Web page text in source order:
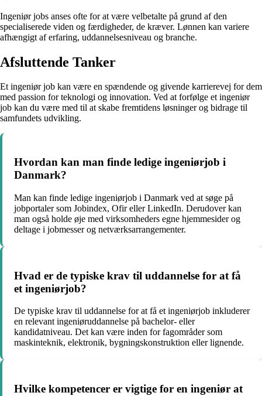
Ingeniør jobs anses ofte for at være velbetalte på grund af den
specialiserede viden og færdigheder, de kræver. Lønnen kan variere
afhængigt af erfaring, uddannelsesniveau og branche.
Afsluttende Tanker
Et ingeniør job kan være en spændende og givende karrierevej for dem
med passion for teknologi og innovation. Ved at forfølge et ingeniør
job kan du være med til at skabe fremtidens løsninger og bidrage til
samfundets udvikling.
Hvordan kan man finde ledige ingeniørjob i
Danmark?
Man kan finde ledige ingeniørjob i Danmark ved at søge på
jobportaler som Jobindex, Ofir eller LinkedIn. Derudover kan
man også holde øje med virksomheders egne hjemmesider og
deltage i jobmesser og netværksarrangementer.
Hvad er de typiske krav til uddannelse for at få
et ingeniørjob?
De typiske krav til uddannelse for at få et ingeniørjob inkluderer
en relevant ingeniøruddannelse på bachelor- eller
kandidatniveau. Det kan være inden for fagområder som
maskinteknik, elektronik, bygningskonstruktion eller lignende.
Hvilke kompetencer er vigtige for en ingeniør at